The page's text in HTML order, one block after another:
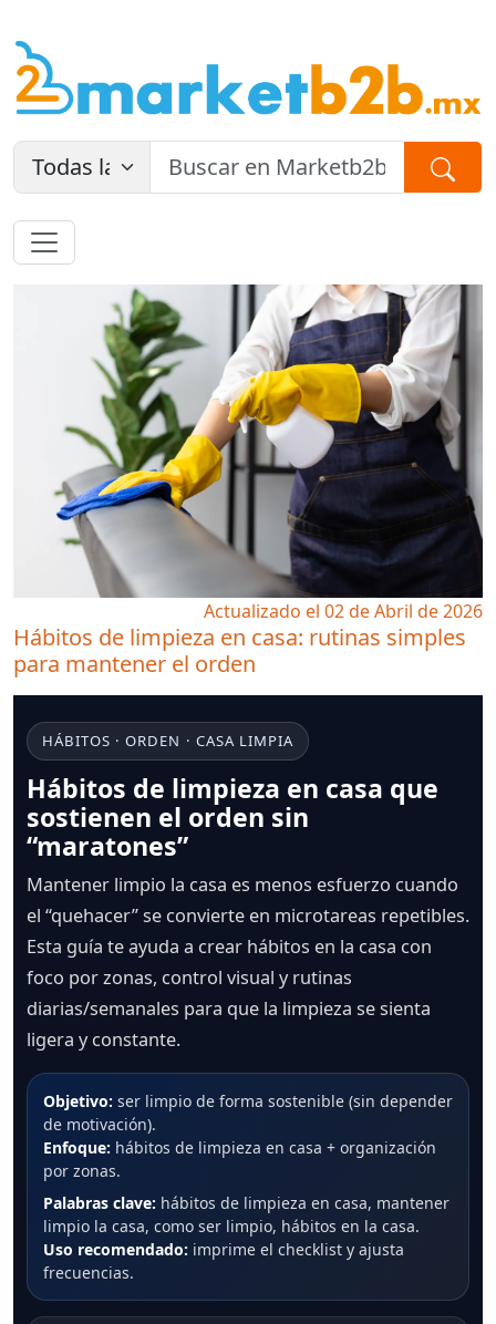
Actualizado el 02 de Abril de 2026
Hábitos de limpieza en casa: rutinas simples
para mantener el orden
HÁBITOS · ORDEN · CASA LIMPIA
Hábitos de limpieza en casa que
sostienen el orden sin
“maratones”
Mantener limpio la casa es menos esfuerzo cuando
el “quehacer” se convierte en microtareas repetibles.
Esta guía te ayuda a crear hábitos en la casa con
foco por zonas, control visual y rutinas
diarias/semanales para que la limpieza se sienta
ligera y constante.
Objetivo: ser limpio de forma sostenible (sin depender
de motivación).
Enfoque: hábitos de limpieza en casa + organización
por zonas.
Palabras clave: hábitos de limpieza en casa, mantener
limpio la casa, como ser limpio, hábitos en la casa.
Uso recomendado: imprime el checklist y ajusta
frecuencias.